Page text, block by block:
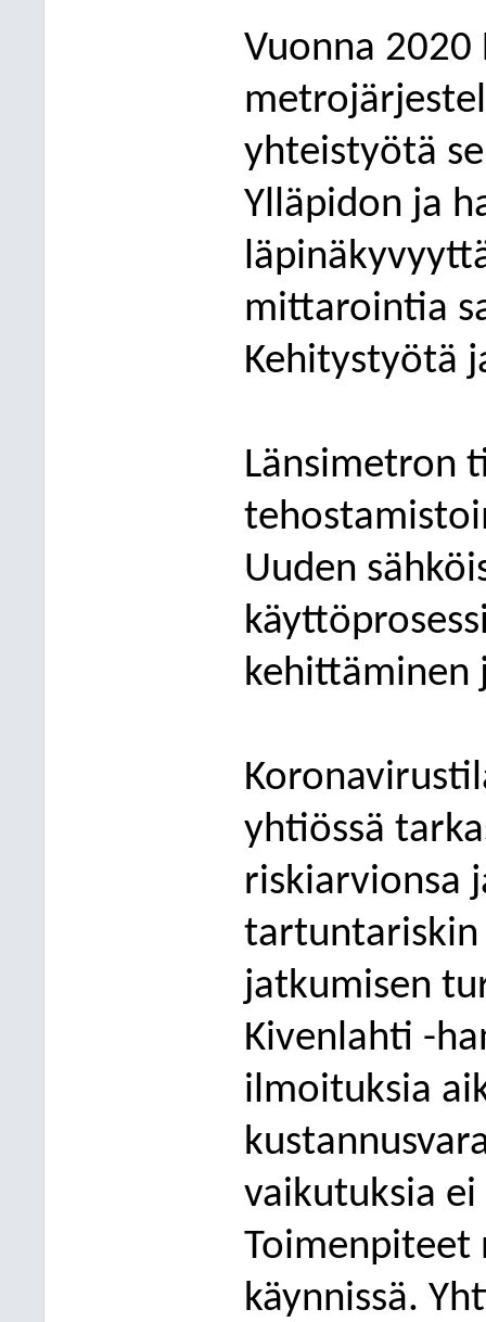
Vuonna 2020
yhteistyötä
Ylläpidon ja
mittarointia
Kehitystyötä
Länsimetron
Uuden
kehittäminen
yhtiössä
riskiarvionsa
tartuntarisk
jatkumisen
Kivenlahti -
ilmoituksia
vaikutuksia
käynnissä.